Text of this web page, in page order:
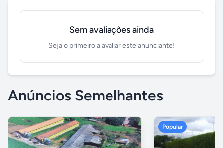
Sem avaliações ainda
Seja o primeiro a avaliar este anunciante!
Anúncios Semelhantes
Popular